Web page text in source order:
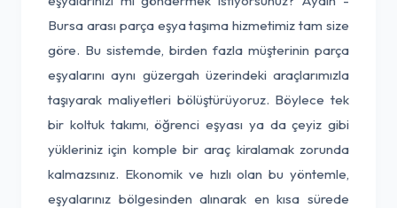
Bursa arası parça eşya taşıma hizmetimiz tam size
göre. Bu sistemde, birden fazla müşterinin parça
eşyalarını aynı güzergah üzerindeki araçlarımızla
taşıyarak maliyetleri bölüştürüyoruz. Böylece tek
bir koltuk takımı, öğrenci eşyası ya da çeyiz gibi
yükleriniz için komple bir araç kiralamak zorunda
kalmazsınız. Ekonomik ve hızlı olan bu yöntemle,
eşyalarınız bölgesinden alınarak en kısa sürede